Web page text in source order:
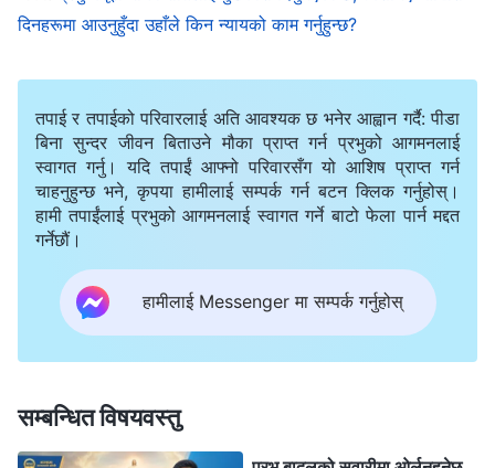
येशूलाई ईश्‍वर निन्दा गर्ने साधारण व्यक्तिको रूपमा चित्रण गरे,
लागि आफूले सक्‍ने जति सबै गरे, र अन्तिममा उहाँलाई क्रूसमा टाँगेर
जघन्य अपराध गरे, र यसले गर्दा परमेश्‍वरले तिनीहरूलाई श्राप र
दण्ड दिनुभयो। आज, सर्वशक्तिमान्‌ परमेश्‍वर मानिसको पुत्रको
रूपमा देखा पर्नुहुन्छ र काम गर्नुहुन्छ। धेरै मानिसहरूले सर्वशक्तिमान्‌
परमेश्‍वरले व्यक्त गर्नुभएका वचनहरू सत्यता हुन् भन्‍ने देखेका छन्,
तिनीहरूले परमेश्‍वरको आवाज सुनेका छन्, र तिनीहरू सबैले
परमेश्‍वरको आखिरी दिनहरूको कामलाई खुशीसाथ स्वीकार गरेर
प्रभुलाई स्वागत गरेका छन्। तैपनि, धेरै मानिसहरूले देहधारी
साधारण व्यक्ति ठान्छन्, र सर्वशक्तिमान् परमेश्‍वरमा विश्‍वास गर्ने सबै
दिनहरूमा आउनुहुँदा उहाँले किन न्यायको काम गर्नुहुन्छ?
तपाई र तपाईको परिवारलाई अति आवश्यक छ भनेर आह्वान गर्दै: पीडा
बिना सुन्दर जीवन बिताउने मौका प्राप्त गर्न प्रभुको आगमनलाई
स्वागत गर्नु। यदि तपाईं आफ्नो परिवारसँग यो आशिष प्राप्त गर्न
चाहनुहुन्छ भने, कृपया हामीलाई सम्पर्क गर्न बटन क्लिक गर्नुहोस्।
हामी तपाईंलाई प्रभुको आगमनलाई स्वागत गर्ने बाटो फेला पार्न मद्दत
गर्नेछौं।
हामीलाई Messenger मा सम्पर्क गर्नुहोस्
सम्बन्धित विषयवस्तु